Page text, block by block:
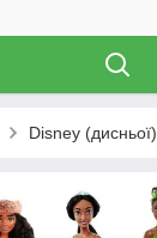
Disney (дисньої)